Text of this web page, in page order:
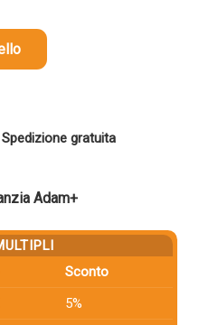
Spedizione gratuita
Adam+
Sconto
5%